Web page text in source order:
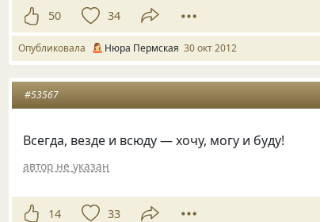
50 34
Опубликовала Нюра Пермская 30 окт 2012
#53567
Всегда, везде и всюду — хочу, могу и буду!
автор не указан
14 33